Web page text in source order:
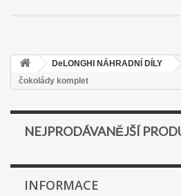
DeLONGHI NÁHRADNÍ DÍLY
čokolády komplet
NEJPRODÁVANĚJŠÍ
INFORMACE